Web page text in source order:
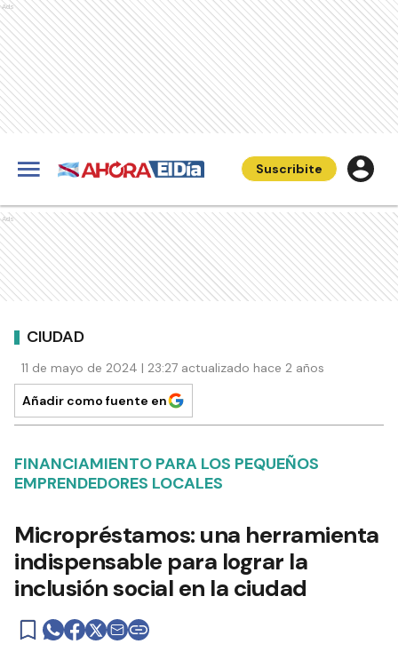
Ads
Suscribite
Ads
CIUDAD
11 de mayo de 2024 | 23:27 actualizado hace 2 años
Añadir como fuente en
FINANCIAMIENTO PARA LOS PEQUEÑOS
EMPRENDEDORES LOCALES
Micropréstamos: una herramienta
indispensable para lograr la
inclusión social en la ciudad